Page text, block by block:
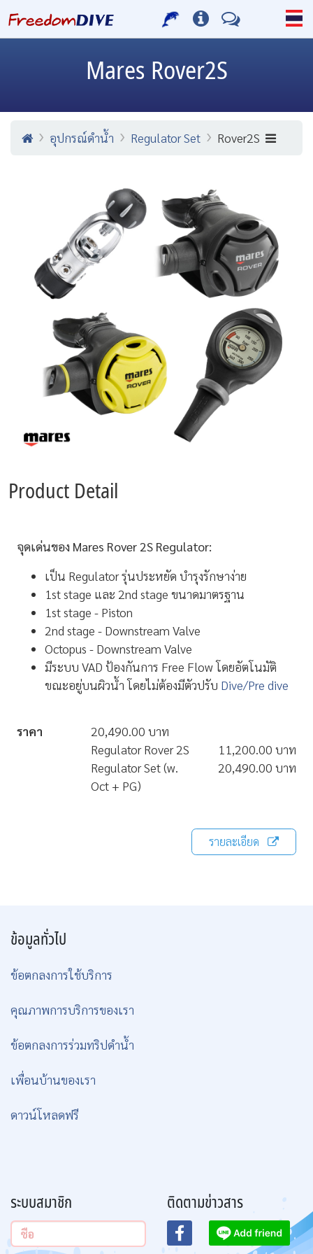
Mares Rover2S
อุปกรณ์ดำน้ำ Regulator Set Rover2S
Product Detail
จุดเด่นของ Mares Rover 2S Regulator:
เป็น Regulator รุ่นประหยัด บำรุงรักษาง่าย
1st stage และ 2nd stage ขนาดมาตรฐาน
1st stage - Piston
2nd stage - Downstream Valve
Octopus - Downstream Valve
มีระบบ VAD ป้องกันการ Free Flow โดยอัตโนมัติ
ขณะอยู่บนผิวน้ำโดยไม่ต้องมีตัวปรับ Dive/Pre dive
ราคา
20,490.00 บาท
Regulator Rover 2S
11,200.00 บาท
Regulator Set (w.
Oct + PG)
20,490.00 บาท
รายละเอียด
ข้อมูลทั่วไป
ข้อตกลงการใช้บริการ
คุณภาพการบริการของเรา
ข้อตกลงการร่วมทริปดำน้ำ
เพื่อนบ้านของเรา
ดาวน์โหลดฟรี
ระบบสมาชิก ติดตามข่าวสาร